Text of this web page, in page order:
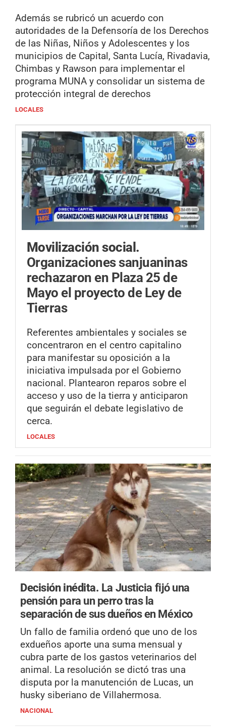
Además se rubricó un acuerdo con
autoridades de la Defensoría de los Derechos
de las Niñas, Niños y Adolescentes y los
municipios de Capital, Santa Lucía, Rivadavia,
Chimbas y Rawson para implementar el
programa MUNA y consolidar un sistema de
protección integral de derechos
LOCALES
Movilización social.
Organizaciones sanjuaninas
rechazaron en Plaza 25 de
Mayo el proyecto de Ley de
Tierras
Referentes ambientales y sociales se
concentraron en el centro capitalino
para manifestar su oposición a la
iniciativa impulsada por el Gobierno
nacional. Plantearon reparos sobre el
acceso y uso de la tierra y anticiparon
que seguirán el debate legislativo de
cerca.
LOCALES
Decisión inédita. La Justicia fijó una
pensión para un perro tras la
separación de sus dueños en México
Un fallo de familia ordenó que uno de los
exdueños aporte una suma mensual y
cubra parte de los gastos veterinarios del
animal. La resolución se dictó tras una
disputa por la manutención de Lucas, un
husky siberiano de Villahermosa.
NACIONAL